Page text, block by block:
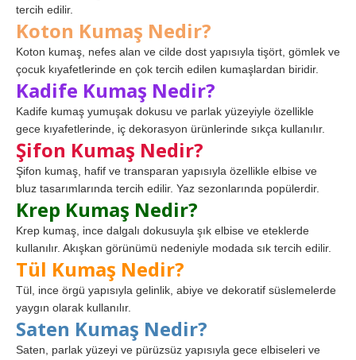
tercih edilir.
Koton Kumaş Nedir?
Koton kumaş, nefes alan ve cilde dost yapısıyla tişört, gömlek ve
çocuk kıyafetlerinde en çok tercih edilen kumaşlardan biridir.
Kadife Kumaş Nedir?
Kadife kumaş yumuşak dokusu ve parlak yüzeyiyle özellikle
gece kıyafetlerinde, iç dekorasyon ürünlerinde sıkça kullanılır.
Şifon Kumaş Nedir?
Şifon kumaş, hafif ve transparan yapısıyla özellikle elbise ve
bluz tasarımlarında tercih edilir. Yaz sezonlarında popülerdir.
Krep Kumaş Nedir?
Krep kumaş, ince dalgalı dokusuyla şık elbise ve eteklerde
kullanılır. Akışkan görünümü nedeniyle modada sık tercih edilir.
Tül Kumaş Nedir?
Tül, ince örgü yapısıyla gelinlik, abiye ve dekoratif süslemelerde
yaygın olarak kullanılır.
Saten Kumaş Nedir?
Saten, parlak yüzeyi ve pürüzsüz yapısıyla gece elbiseleri ve